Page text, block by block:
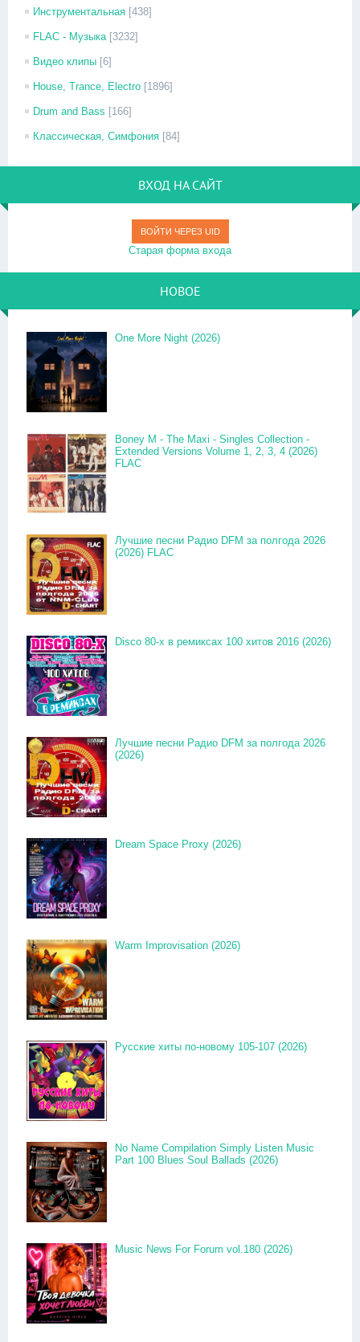
Инструментальная [438]
FLAC - Музыка [3232]
Видео клипы [6]
House, Trance, Electro [1896]
Drum and Bass [166]
Классическая, Симфония [84]
ВХОД НА САЙТ
ВОЙТИ ЧЕРЕЗ UID
Старая форма входа
НОВОЕ
One More Night (2026)
Boney M - The Maxi - Singles Collection -
Extended Versions Volume 1, 2, 3, 4 (2026)
FLAC
Лучшие песни Радио DFM за полгода 2026
(2026) FLAC
Disco 80-x в ремиксах 100 хитов 2016 (2026)
Лучшие песни Радио DFM за полгода 2026
(2026)
Dream Space Proxy (2026)
Warm Improvisation (2026)
Русские хиты по-новому 105-107 (2026)
No Name Compilation Simply Listen Music
Part 100 Blues Soul Ballads (2026)
Music News For Forum vol.180 (2026)